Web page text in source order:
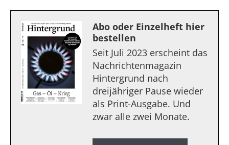
Abo oder Einzelheft hier
bestellen
Seit Juli 2023 erscheint das
Nachrichtenmagazin
Hintergrund nach
dreijähriger Pause wieder
als Print-Ausgabe. Und
zwar alle zwei Monate.